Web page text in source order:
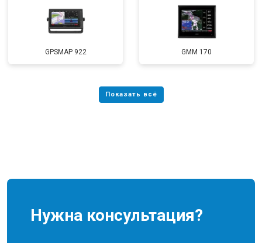
GPSMAP 922 GMM 170
Нужна консультация?